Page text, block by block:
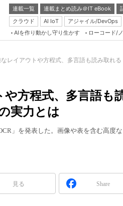
連載一覧 連載まとめ読み＠IT eBook
クラウド
AI IoT アジャイル/DevOps
AIを作り動かし守り生かす ローコード/
レイアウトや方程式、多言語も読み取れる
方程式、多言語も
実力とは
」を発表した。画像や表を含む高度
見る Share